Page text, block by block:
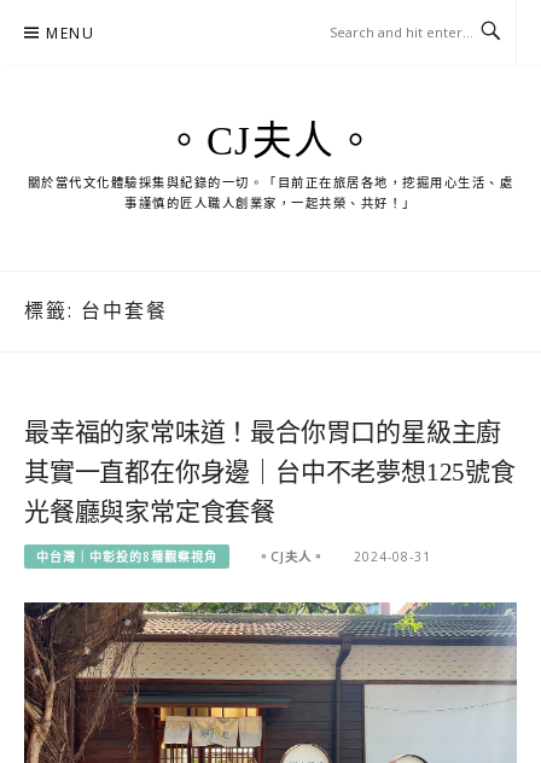
MENU
。CJ夫人。
關於當代文化體驗採集與紀錄的一切。「目前正在旅居各地，挖掘用心生活、處
事謹慎的匠人職人創業家，一起共榮、共好！」
標籤: 台中套餐
最幸福的家常味道！最合你胃口的星級主廚
其實一直都在你身邊｜台中不老夢想125號食
光餐廳與家常定食套餐
中台灣｜中彰投的8種觀察視角 。CJ夫人。 2024-08-31